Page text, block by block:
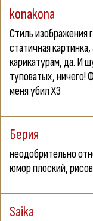
konakona
Стиль изображения
статичная
карикатурам, да. И
туповатых, ничего!
меня убил X3
Берия
неодобрительно
юмор плоский,
Saika